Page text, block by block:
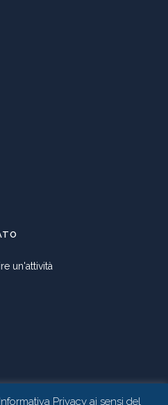
Privacy ai sensi del